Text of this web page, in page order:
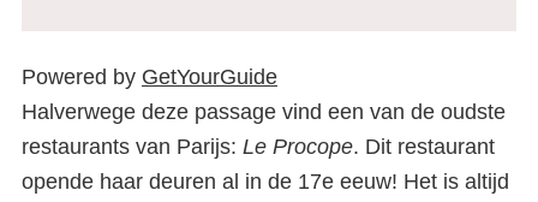
Powered by GetYourGuide
Halverwege deze passage vind een van de oudste
restaurants van Parijs: Le Procope. Dit restaurant
opende haar deuren al in de 17e eeuw! Het is altijd